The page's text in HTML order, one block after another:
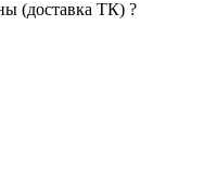
(доставка ТК) ?